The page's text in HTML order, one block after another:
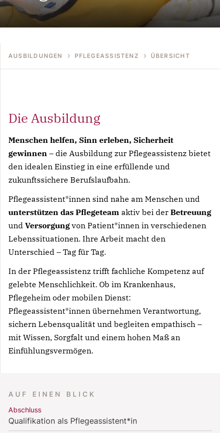
AUSBILDUNGEN PFLEGEASSISTENZ ÜBERSICHT
Die Ausbildung
Menschen helfen, Sinn erleben, Sicherheit
gewinnen – die Ausbildung zur Pflegeassistenz bietet
den idealen Einstieg in eine erfüllende und
zukunftssichere Berufslaufbahn.
Pflegeassistent*innen sind nahe am Menschen und
unterstützen das Pflegeteam aktiv bei der Betreuung
und Versorgung von Patient*innen in verschiedenen
Lebenssituationen. Ihre Arbeit macht den
Unterschied – Tag für Tag.
In der Pflegeassistenz trifft fachliche Kompetenz auf
gelebte Menschlichkeit. Ob im Krankenhaus,
Pflegeheim oder mobilen Dienst:
Pflegeassistent*innen übernehmen Verantwortung,
sichern Lebensqualität und begleiten empathisch –
mit Wissen, Sorgfalt und einem hohen Maß an
Einfühlungsvermögen.
AUF EINEN BLICK
Abschluss
Qualifikation als Pflegeassistent*in